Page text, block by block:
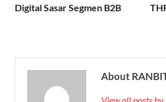
Digital Sasar Segmen B2B
About